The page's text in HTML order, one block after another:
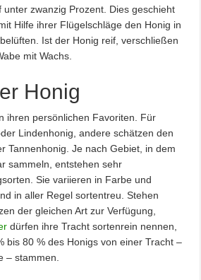
unter zwanzig Prozent. Dies geschieht
Hilfe ihrer Flügelschläge den Honig in
Ist der Honig reif, verschließen
mit Wachs.
Honig
ihren persönlichen Favoriten. Für
Lindenhonig, andere schätzen den
Tannenhonig. Je nach Gebiet, in dem
sammeln, entstehen sehr
Sie variieren in Farbe und
in aller Regel sortentreu. Stehen
der gleichen Art zur Verfügung,
dürfen ihre Tracht sortenrein nennen,
bis 80 % des Honigs von einer Tracht –
– stammen.